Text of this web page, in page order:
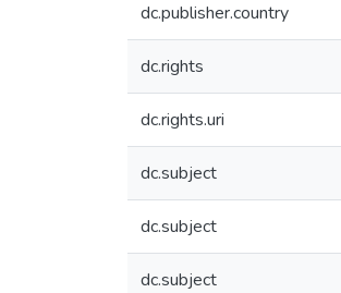
dc.publisher.country
dc.rights
dc.rights.uri
dc.subject
dc.subject
dc.subject